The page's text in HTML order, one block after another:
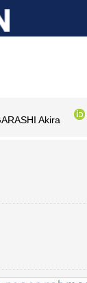
Akira